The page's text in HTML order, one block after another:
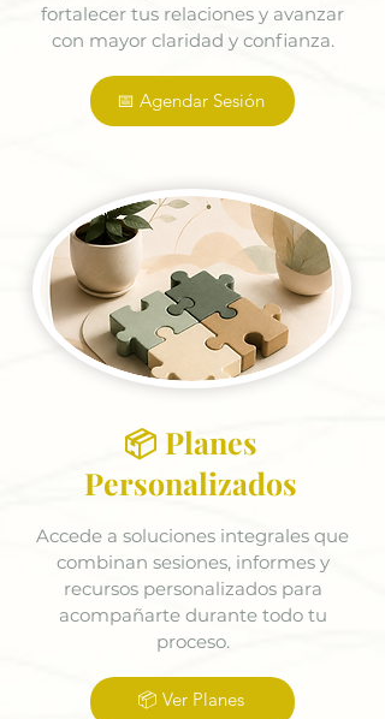
fortalecer tus relaciones y avanzar
con mayor claridad y confianza.
📅 Agendar Sesión
📦 Planes
Personalizados
Accede a soluciones integrales que
combinan sesiones, informes y
recursos personalizados para
acompañarte durante todo tu
proceso.
📦 Ver Planes